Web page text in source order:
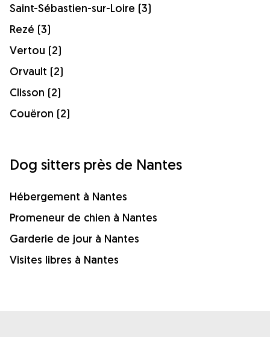
Saint-Sébastien-sur-Loire (3)
Rezé (3)
Vertou (2)
Orvault (2)
Clisson (2)
Couëron (2)
Dog sitters près de Nantes
Hébergement à Nantes
Promeneur de chien à Nantes
Garderie de jour à Nantes
Visites libres à Nantes